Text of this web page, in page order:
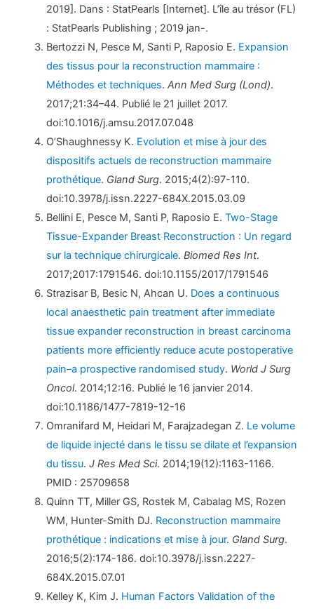
2019]. Dans : StatPearls [Internet]. L’île au trésor (FL)
: StatPearls Publishing ; 2019 jan-.
Bertozzi N, Pesce M, Santi P, Raposio E. Expansion
des tissus pour la reconstruction mammaire :
Méthodes et techniques.Ann Med Surg (Lond).
2017;21:34–44. Publié le 21 juillet 2017.
doi:10.1016/j.amsu.2017.07.048
O’Shaughnessy K. Evolution et mise à jour des
dispositifs actuels de reconstruction mammaire
prothétique. Gland Surg. 2015;4(2):97-110.
doi:10.3978/j.issn.2227-684X.2015.03.09
Bellini E, Pesce M, Santi P, Raposio E.Two-Stage
Tissue-Expander Breast Reconstruction : Un regard
sur la technique chirurgicale.Biomed Res Int.
2017;2017:1791546. doi:10.1155/2017/1791546
Strazisar B, Besic N, Ahcan U. Does a continuous
local anaesthetic pain treatment after immediate
tissue expander reconstruction in breast carcinoma
patients more efficiently reduce acute postoperative
pain–a prospective randomised study. World J Surg
Oncol. 2014;12:16. Publié le 16 janvier 2014.
doi:10.1186/1477-7819-12-16
Omranifard M, Heidari M, Farajzadegan Z. Le volume
de liquide injecté dans le tissu se dilate et l’expansion
du tissu.J Res Med Sci. 2014;19(12):1163-1166.
PMID : 25709658
Quinn TT, Miller GS, Rostek M, Cabalag MS, Rozen
WM, Hunter-Smith DJ. Reconstruction mammaire
prothétique : indications et mise à jour. Gland Surg.
2016;5(2):174-186. doi:10.3978/j.issn.2227-
684X.2015.07.01
Kelley K, Kim J. Human Factors Validation of the